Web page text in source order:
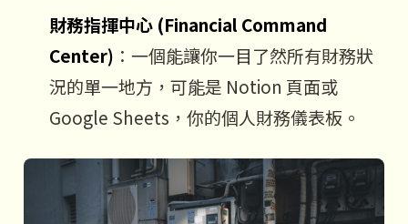
財務指揮中心 (Financial Command
Center) ：一個能讓你一目了然所有財務狀
況的單一地方，可能是 Notion 頁面或
Google Sheets，你的個人財務儀表板。